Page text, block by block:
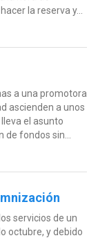
la reserva y...
a una promotora
ascienden a unos
el asunto
fondos sin...
servicios de un
octubre, y debido